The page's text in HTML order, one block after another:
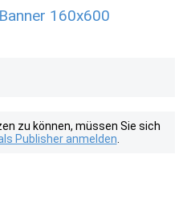
160x600
zu können, müssen Sie sich
Publisher anmelden